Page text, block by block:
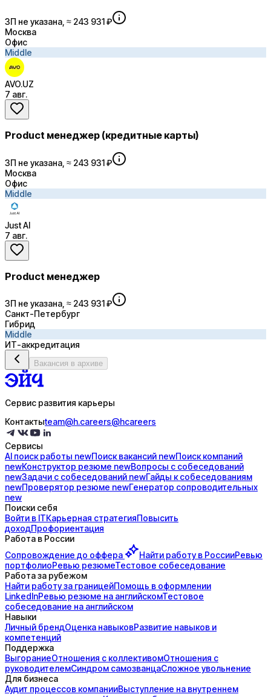
ЗП не указана, ≈ 243 931 ₽
Москва
Офис
Middle
AVO.UZ
7 авг.
Product менеджер (кредитные карты)
ЗП не указана, ≈ 243 931 ₽
Москва
Офис
Middle
Just AI
7 авг.
Product менеджер
ЗП не указана, ≈ 243 931 ₽
Санкт-Петербург
Гибрид
Middle
ИТ-аккредитация
Вакансия в архиве
Сервис развития карьеры
Контактыteam@h.careers@hcareers
Сервисы
AI поискработы newПоисквакансий newПоисккомпаний
newКонструктор резюме newВопросы с собеседований
newЗадачи с собеседований newГайды ксобеседованиям
newПроверятор резюме newГенератор сопроводительных
new
Поиски себя
Войти в ITКарьерная стратегияПовысить
доходПрофориентация
Работа в России
Сопровождение до оффера Найти работу в РоссииРевью
портфолиоРевью резюмеТестовое собеседование
Работа за рубежом
Найти работу за границейПомощь в оформлении
LinkedInРевью резюме на английскомТестовое
собеседование на английском
Навыки
Личный брендОценка навыковРазвитие навыков и
компетенций
Поддержка
ВыгораниеОтношения с коллективомОтношения с
руководителемСиндром самозванцаСложное увольнение
Для бизнеса
Аудит процессов компанииВыступление на внутреннем